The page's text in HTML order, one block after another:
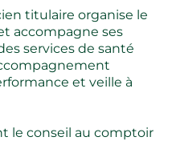
titulaire organise le
accompagne ses
services de santé
et veille à
le conseil au comptoir